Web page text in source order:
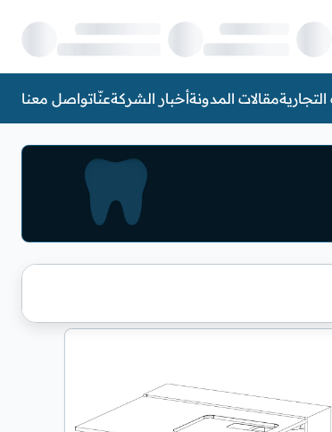
مقالات المدونةأخبار الشركةعنّاتواصل معنا